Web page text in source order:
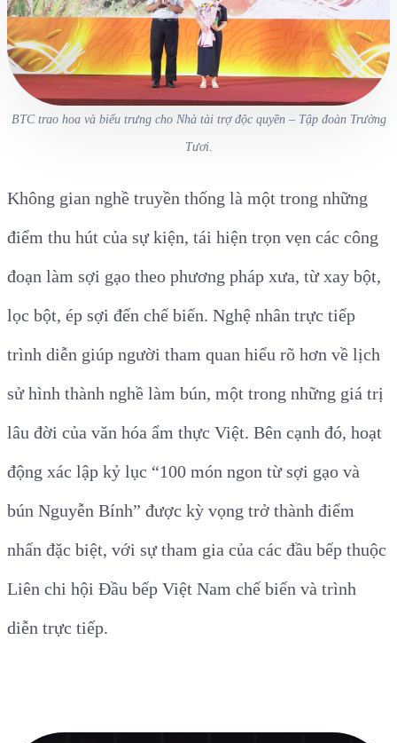
BTC trao hoa và biểu trưng cho Nhà tài trợ độc quyền – Tập đoàn Trường
Tươi.
Không gian nghề truyền thống là một trong những
điểm thu hút của sự kiện, tái hiện trọn vẹn các công
đoạn làm sợi gạo theo phương pháp xưa, từ xay bột,
lọc bột, ép sợi đến chế biến. Nghệ nhân trực tiếp
trình diễn giúp người tham quan hiểu rõ hơn về lịch
sử hình thành nghề làm bún, một trong những giá trị
lâu đời của văn hóa ẩm thực Việt. Bên cạnh đó, hoạt
động xác lập kỷ lục “100 món ngon từ sợi gạo và
bún Nguyễn Bính” được kỳ vọng trở thành điểm
nhấn đặc biệt, với sự tham gia của các đầu bếp thuộc
Liên chi hội Đầu bếp Việt Nam chế biến và trình
diễn trực tiếp.